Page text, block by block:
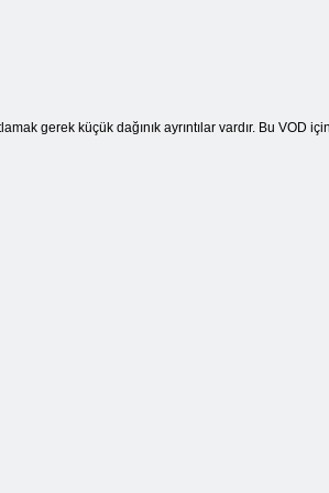
gerek küçük dağınık ayrıntılar vardır. Bu VOD